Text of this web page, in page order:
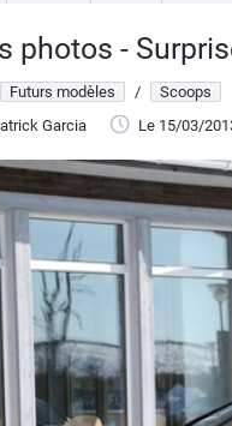
photos -
Futurs modèles /
Scoops
Garcia
Le 15/03/